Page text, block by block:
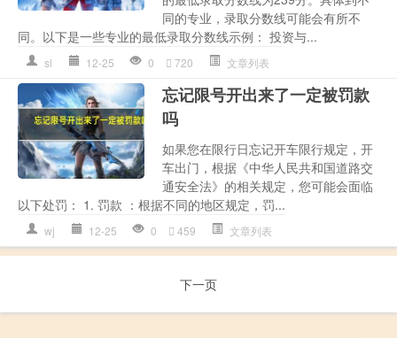
同的专业，录取分数线可能会有所不
同。以下是一些专业的最低录取分数线示例： 投资与...
sl 12-25 0 720 文章列表
忘记限号开出来了一定被罚款
吗
如果您在限行日忘记开车限行规定，开
车出门，根据《中华人民共和国道路交
通安全法》的相关规定，您可能会面临
以下处罚： 1. 罚款 ：根据不同的地区规定，罚...
wj 12-25 0 459 文章列表
下一页